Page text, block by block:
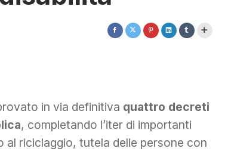
in via definitiva quattro decreti
, completando l’iter di importanti
riciclaggio, tutela delle persone con